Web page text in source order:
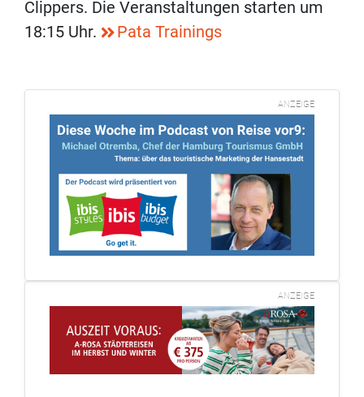
Clippers. Die Veranstaltungen starten um
18:15 Uhr.
Pata Trainings
ANZEIGE
ANZEIGE